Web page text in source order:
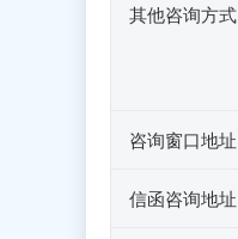
其他咨询方式
咨询窗口地址
信函咨询地址